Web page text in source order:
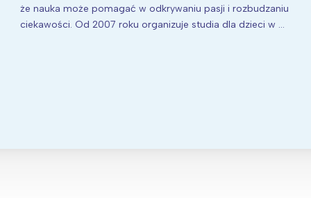
że nauka może pomagać w odkrywaniu pasji i rozbudzaniu
ciekawości. Od 2007 roku organizuje studia dla dzieci w …